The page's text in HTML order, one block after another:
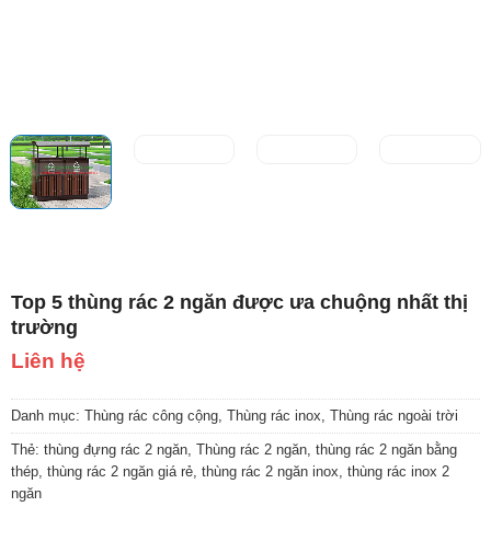
Top 5 thùng rác 2 ngăn được ưa chuộng nhất thị
trường
Liên hệ
Danh mục: Thùng rác công cộng, Thùng rác inox Thùng rác ngoài trời
Thẻ: thùng đựng rác 2 ngăn, Thùng rác 2 ngăn, thùng rác 2 ngăn bằng
thép, thùng rác 2 ngăn giá rẻ, thùng rác 2 ngăn inox thùng rác inox 2
ngăn